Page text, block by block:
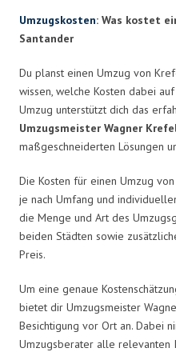
Umzugskosten: Was kostet
Santander
Du planst einen Umzug von
wissen, welche Kosten dabei
Umzug unterstützt dich das
Umzugsmeister Wagner
maßgeschneiderten Lösungen
Die Kosten für einen Umzug
je nach Umfang und
die Menge und Art des
beiden Städten sowie
Preis.
Um eine genaue
bietet dir Umzugsmeister
Besichtigung vor Ort an. Dabei
Umzugsberater alle relevanten